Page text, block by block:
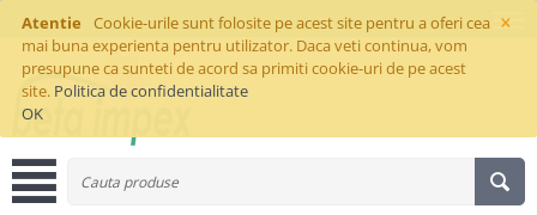
×
Atentie
Cookie-urile sunt folosite pe acest site pentru a oferi cea
mai buna experienta pentru utilizator. Daca veti continua, vom
presupune ca sunteti de acord sa primiti cookie-uri de pe acest
site. Politica de confidentialitate
OK